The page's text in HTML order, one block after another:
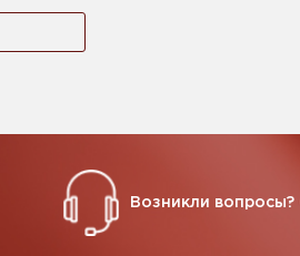
Возникли